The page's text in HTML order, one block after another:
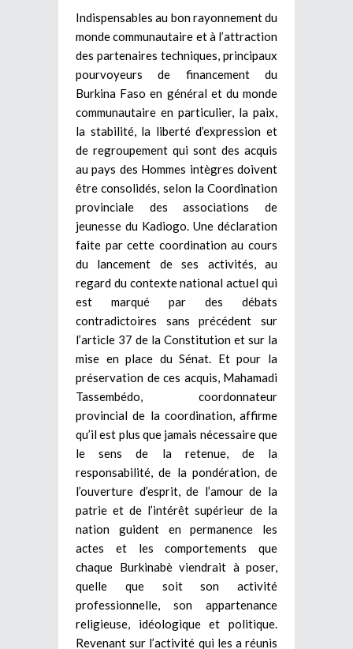
Indispensables au bon rayonnement du
monde communautaire et à l’attraction
des partenaires techniques, principaux
pourvoyeurs de financement du
Burkina Faso en général et du monde
communautaire en particulier, la paix,
la stabilité, la liberté d’expression et
de regroupement qui sont des acquis
au pays des Hommes intègres doivent
être consolidés, selon la Coordination
provinciale des associations de
jeunesse du Kadiogo. Une déclaration
faite par cette coordination au cours
du lancement de ses activités, au
regard du contexte national actuel qui
est marqué par des débats
contradictoires sans précédent sur
l’article 37 de la Constitution et sur la
mise en place du Sénat. Et pour la
préservation de ces acquis, Mahamadi
Tassembédo, coordonnateur
provincial de la coordination, affirme
qu’il est plus que jamais nécessaire que
le sens de la retenue, de la
responsabilité, de la pondération, de
l’ouverture d’esprit, de l’amour de la
patrie et de l’intérêt supérieur de la
nation guident en permanence les
actes et les comportements que
chaque Burkinabè viendrait à poser,
quelle que soit son activité
professionnelle, son appartenance
religieuse, idéologique et politique.
Revenant sur l’activité qui les a réunis